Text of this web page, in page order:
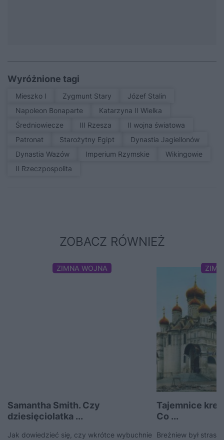
Wyróżnione tagi
Mieszko I Zygmunt Stary
Józef Stalin
Napoleon Bonaparte
Katarzyna II Wielka
średniowiecze
III Rzesza
II wojna światowa
patronat
Starożytny Egipt
Dynastia Jagiellonów
Dynastia Wazów
Imperium Rzymskie
Wikingowie
II Rzeczpospolita
ZOBACZ RÓWNIEŻ
ZIMNA WOJNA
Samantha Smith. Czy
dziesięciolatka ...
Jak dowiedzieć się, czy wkrótce wybuchnie
Tajemnice
Co ...
Breżniew był